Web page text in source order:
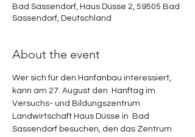
Bad Sassendorf, Haus Düsse 2, 59505 Bad
Sassendorf, Deutschland
About the event
Wer sich für den Hanfanbau interessiert,
kann am 27. August den  Hanftag im
Versuchs- und Bildungszentrum
Landwirtschaft Haus Düsse in  Bad
Sassendorf besuchen, den das Zentrum